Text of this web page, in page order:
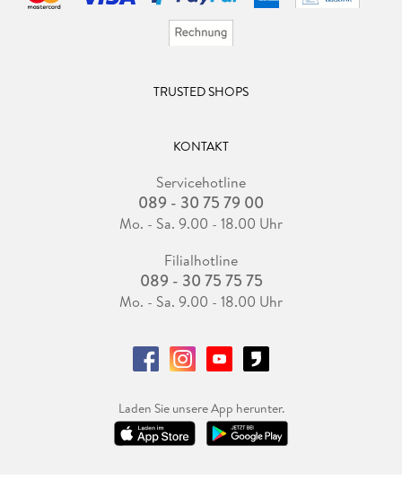
TRUSTED SHOPS
KONTAKT
Servicehotline
089 - 30 75 79 00
Mo. - Sa. 9.00 - 18.00 Uhr
Filialhotline
089 - 30 75 75 75
Mo. - Sa. 9.00 - 18.00 Uhr
Laden Sie unsere App herunter.